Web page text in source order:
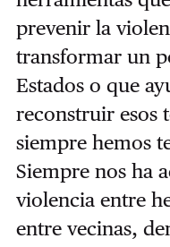
prevenir la
transformar un
Estados o que
reconstruir esos
siempre hemos
Siempre nos ha
violencia entre
entre vecinas,